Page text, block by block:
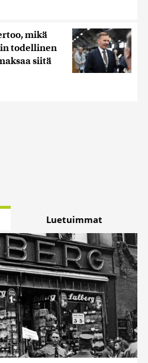
mikä
todellinen
siitä
Luetuimmat